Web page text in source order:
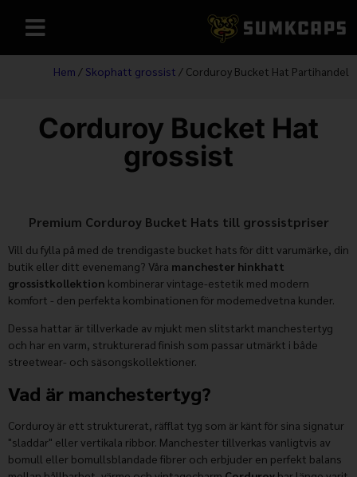
Hem / Skophatt grossist / Corduroy Bucket Hat Partihandel
Corduroy Bucket Hat
grossist
Premium Corduroy Bucket Hats till grossistpriser
Vill du fylla på med de trendigaste bucket hats för ditt varumärke, din
butik eller ditt evenemang? Våra manchester hinkhatt
grossistkollektion kombinerar vintage-estetik med modern
komfort - den perfekta kombinationen för modemedvetna kunder.
Dessa hattar är tillverkade av mjukt men slitstarkt manchestertyg
och har en varm, strukturerad finish som passar utmärkt i både
streetwear- och säsongskollektioner.
Vad är manchestertyg?
Corduroy är ett strukturerat, räfflat tyg som är känt för sina signatur
"sladdar" eller vertikala ribbor. Manchester tillverkas vanligtvis av
bomull eller bomullsblandade fibrer och erbjuder en perfekt balans